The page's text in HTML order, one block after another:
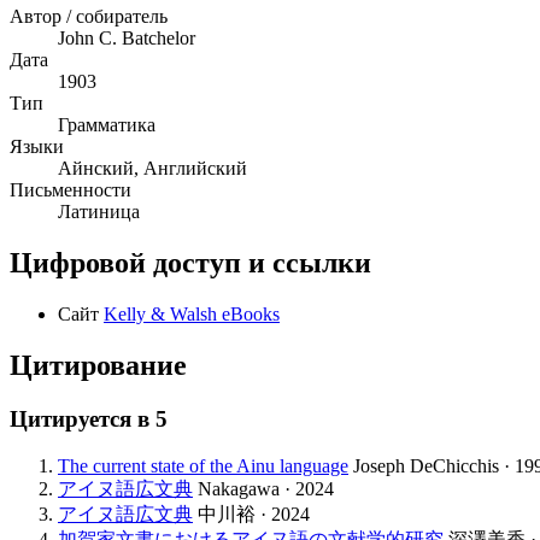
Автор / собиратель
John C. Batchelor
Дата
1903
Тип
Грамматика
Языки
Айнский, Английский
Письменности
Латиница
Цифровой доступ и ссылки
Сайт Kelly & Walsh eBooks
Цитирование
Цитируется в 5
The current state of the Ainu language Joseph DeChicchis ·
アイヌ語広文典 Nakagawa · 2024
アイヌ語広文典 中川裕 · 2024